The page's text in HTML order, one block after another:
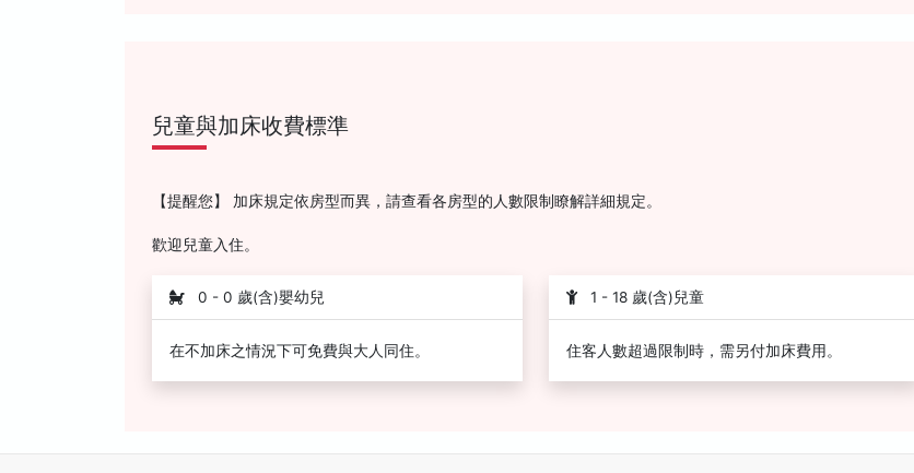
兒童與加床收費標準
【提醒您】 加床規定依房型而異，請查看各房型的人數限制瞭解詳細規定。
歡迎兒童入住。
0 - 0 歲(含)嬰幼兒
在不加床之情況下可免費與大人同住。
1 - 18 歲(含)兒童
住客人數超過限制時，需另付加床費用。